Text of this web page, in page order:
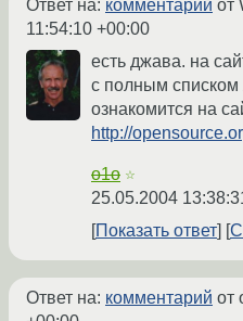
Ответ на: комментарий от
11:54:10 +00:00
есть джава. на
с полным
ознакомится на
http://
o1o ☆
25.05.2004
Показать ответ
Ответ на: комментарий от